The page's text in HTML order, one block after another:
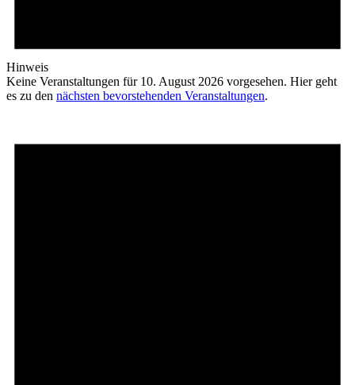
Hinweis
Keine Veranstaltungen für 10. August 2026 vorgesehen. Hier geht
es zu den nächsten bevorstehenden Veranstaltungen.